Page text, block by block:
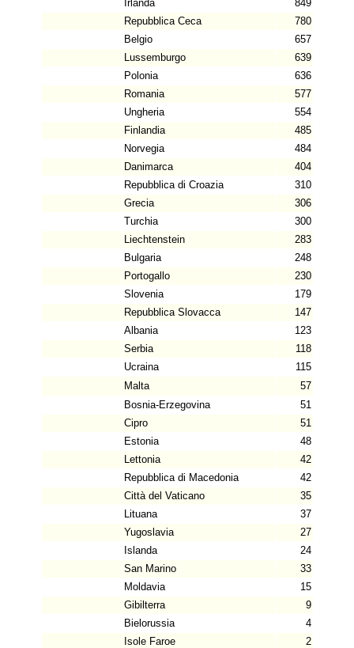
Irlanda
849
Repubblica Ceca
780
Belgio
657
Lussemburgo
639
Polonia
636
Romania
577
Ungheria
554
Finlandia
485
Norvegia
484
Danimarca
404
Repubblica di Croazia
310
Grecia
306
Turchia
300
Liechtenstein
283
Bulgaria
248
Portogallo
230
Slovenia
179
Repubblica Slovacca
147
Albania
123
Serbia
118
Ucraina
115
Malta
57
Bosnia-Erzegovina
51
Cipro
51
Estonia
48
Lettonia
42
Repubblica di Macedonia
42
Città del Vaticano
35
Lituana
37
Yugoslavia
27
Islanda
24
San Marino
33
Moldavia
15
Gibilterra
9
Bielorussia
4
Isole Faroe
2